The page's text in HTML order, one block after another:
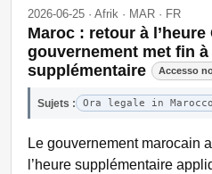
2026-06-25 · Afrik · MAR · FR
Maroc : retour à l’heure
gouvernement met fin à
supplémentaire
Accesso
Sujets : Ora legale in Marocco
Le gouvernement marocain
l’heure supplémentaire